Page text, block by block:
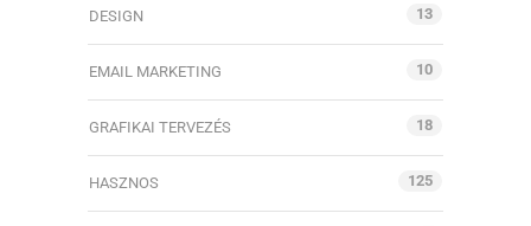
DESIGN 13
EMAIL MARKETING 10
GRAFIKAI TERVEZÉS 18
HASZNOS 125